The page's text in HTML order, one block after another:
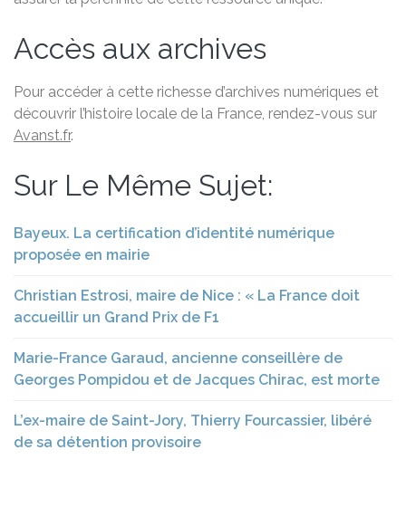
Accès aux archives
Pour accéder à cette richesse d’archives numériques et
découvrir l’histoire locale de la France, rendez-vous sur
Avanst.fr.
Sur Le Même Sujet:
Bayeux. La certification d’identité numérique
proposée en mairie
Christian Estrosi, maire de Nice : « La France doit
accueillir un Grand Prix de F1
Marie-France Garaud, ancienne conseillère de
Georges Pompidou et de Jacques Chirac, est morte
L’ex-maire de Saint-Jory, Thierry Fourcassier, libéré
de sa détention provisoire